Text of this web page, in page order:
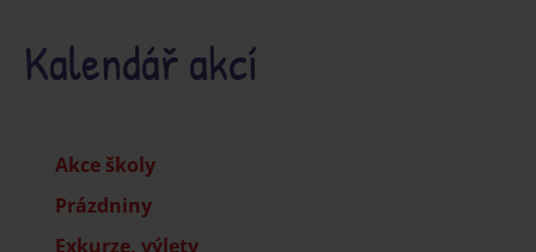
Kalendář akcí
Akce školy
Prázdniny
Exkurze, výlety